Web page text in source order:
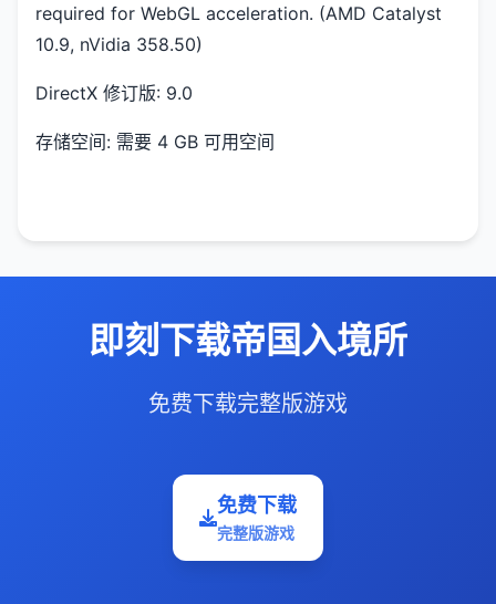
required for WebGL acceleration. (AMD Catalyst
10.9, nVidia 358.50)
DirectX 修订版: 9.0
存储空间: 需要 4 GB 可用空间
即刻下载帝国入境所
免费下载完整版游戏
免费下载
完整版游戏